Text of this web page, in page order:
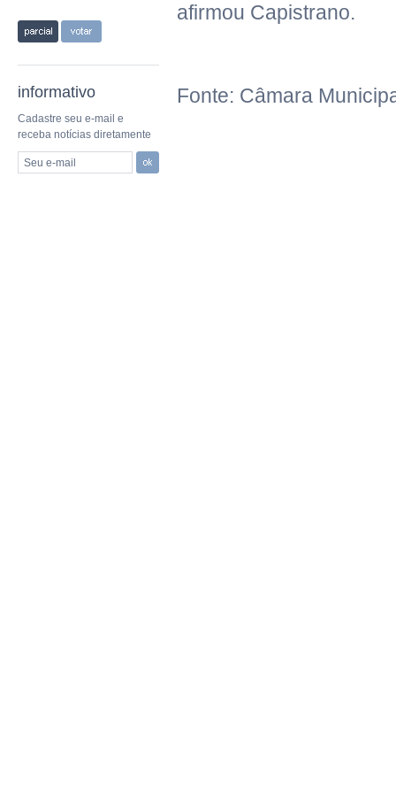
informativo
Cadastre seu e-mail e
receba notícias diretamente
Seu e-mail
afirmou Capistrano.
Fonte: Câmara